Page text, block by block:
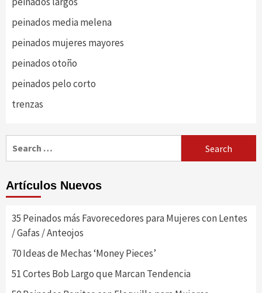
peinados media melena
peinados mujeres mayores
peinados otoño
peinados pelo corto
trenzas
Artículos Nuevos
35 Peinados más Favorecedores para Mujeres con Lentes
/ Gafas / Anteojos
70 Ideas de Mechas ‘Money Pieces’
51 Cortes Bob Largo que Marcan Tendencia